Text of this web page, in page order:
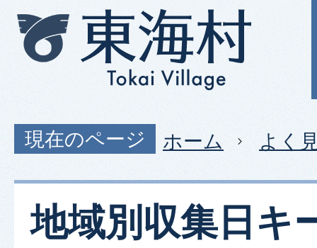
現在のページ ホーム よく
地域別収集日キ